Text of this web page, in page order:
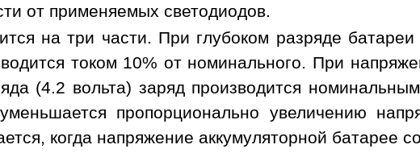
от применяемых светодиодов.
на три части. При глубоком разряде
током 10% от номинального. При
(4.2 вольта) заряд производится
пропорционально увеличению
когда напряжение аккумуляторной батарее